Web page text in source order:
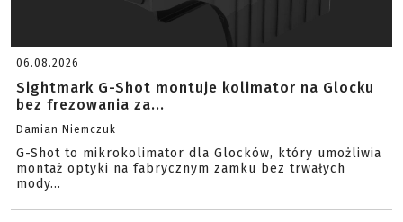
06.08.2026
Sightmark G-Shot montuje kolimator na Glocku
bez frezowania za...
Damian Niemczuk
G-Shot to mikrokolimator dla Glocków, który umożliwia
montaż optyki na fabrycznym zamku bez trwałych
mody...